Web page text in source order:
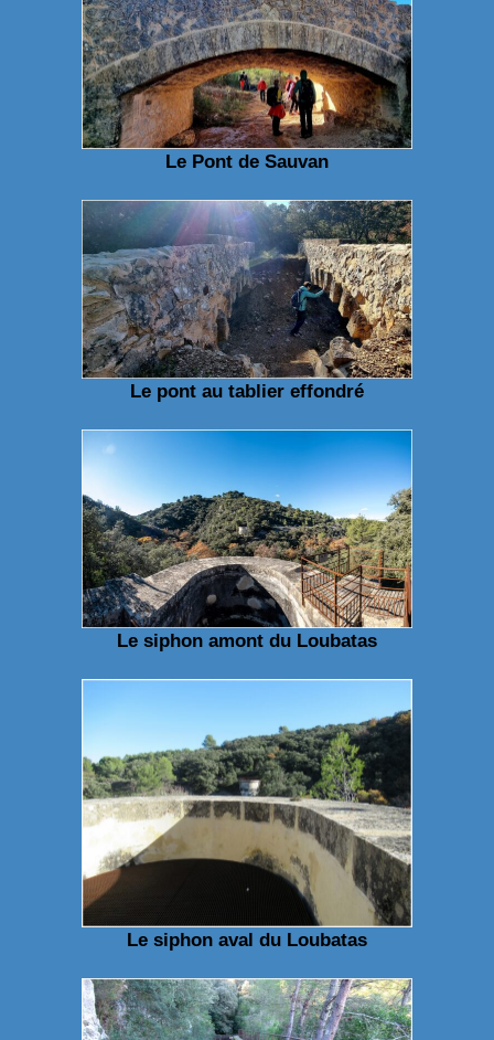
Le Pont de Sauvan
Le pont au tablier effondré
Le siphon amont du Loubatas
Le siphon aval du Loubatas